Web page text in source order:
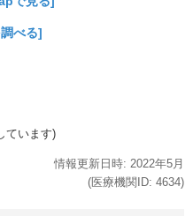
べる]
ています)
情報更新日時: 2022年5月
(医療機関ID: 4634)